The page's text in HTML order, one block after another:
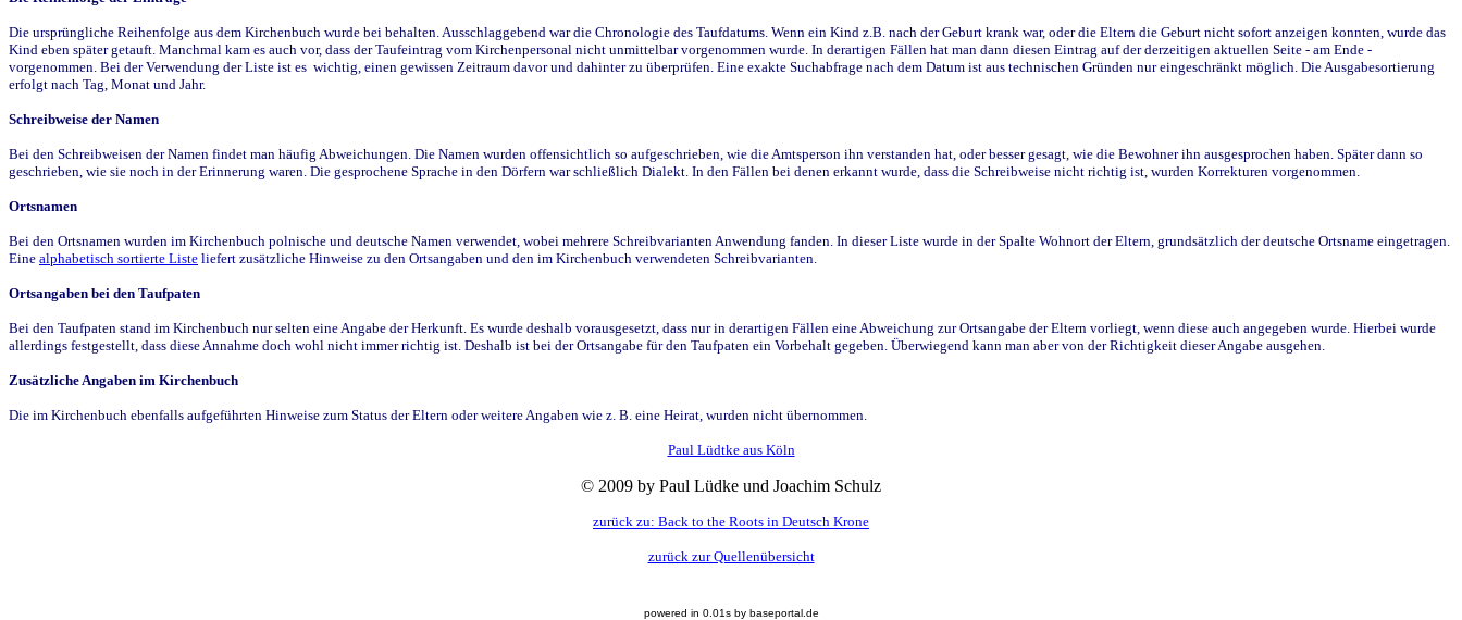
Die ursprüngliche Reihenfolge aus dem Kirchenbuch wurde bei behalten. Ausschlaggebend war die Chronologie des Taufdatums. Wenn ein Kind z.B. nach der Geburt krank war, oder die Eltern die Geburt nicht sofort anzeigen konnten, wurde das
Kind eben später getauft. Manchmal kam es auch vor, dass der Taufeintrag vom Kirchenpersonal nicht unmittelbar vorgenommen wurde. In derartigen Fällen hat man dann diesen Eintrag auf der derzeitigen aktuellen Seite - am Ende -
vorgenommen. Bei der Verwendung der Liste ist es wichtig, einen gewissen Zeitraum davor und dahinter zu überprüfen. Eine exakte Suchabfrage nach dem Datum ist aus technischen Gründen nur eingeschränkt möglich. Die Ausgabesortierung
erfolgt nach Tag, Monat und Jahr.
Schreibweise der Namen
Bei den Schreibweisen der Namen findet man häufig Abweichungen. Die Namen wurden offensichtlich so aufgeschrieben, wie die Amtsperson ihn verstanden hat, oder besser gesagt, wie die Bewohner ihn ausgesprochen haben. Später dann so
geschrieben, wie sie noch in der Erinnerung waren. Die gesprochene Sprache in den Dörfern war schließlich Dialekt. In den Fällen bei denen erkannt wurde, dass die Schreibweise nicht richtig ist, wurden Korrekturen vorgenommen.
Ortsnamen
Bei den Ortsnamen wurden im Kirchenbuch polnische und deutsche Namen verwendet, wobei mehrere Schreibvarianten Anwendung fanden. In dieser Liste wurde in der Spalte Wohnort der Eltern, grundsätzlich der deutsche Ortsname eingetragen.
Eine alphabetisch sortierte Liste liefert zusätzliche Hinweise zu den Ortsangaben und den im Kirchenbuch verwendeten Schreibvarianten.
Ortsangaben bei den Taufpaten
Bei den Taufpaten stand im Kirchenbuch nur selten eine Angabe der Herkunft. Es wurde deshalb vorausgesetzt, dass nur in derartigen Fällen eine Abweichung zur Ortsangabe der Eltern vorliegt, wenn diese auch angegeben wurde. Hierbei wurde
allerdings festgestellt, dass diese Annahme doch wohl nicht immer richtig ist. Deshalb ist bei der Ortsangabe für den Taufpaten ein Vorbehalt gegeben. Überwiegend kann man aber von der Richtigkeit dieser Angabe ausgehen.
Zusätzliche Angaben im Kirchenbuch
Die im Kirchenbuch ebenfalls aufgeführten Hinweise zum Status der Eltern oder weitere Angaben wie z. B. eine Heirat, wurden nicht übernommen.
Paul Lüdtke aus Köln
© 2009 by Paul Lüdke und Joachim Schulz
zurück zu: Back to the Roots in Deutsch Krone
zurück zur Quellenübersicht
powered in 0.01s by baseportal.de